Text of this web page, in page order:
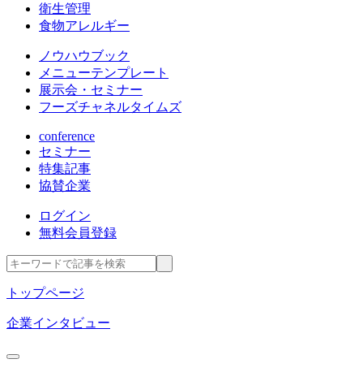
衛生管理
食物アレルギー
ノウハウブック
メニューテンプレート
展示会・セミナー
フーズチャネルタイムズ
conference
セミナー
特集記事
協賛企業
ログイン
無料会員登録
トップページ
企業インタビュー